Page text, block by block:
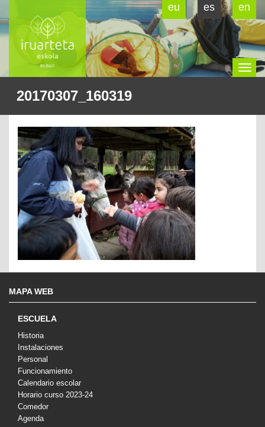
eu es en
20170307_160319
MAPA WEB
ESCUELA
Historia
Instalaciones
Personal
Funcionamiento
Calendario escolar
Horario curso 2023-24
Comedor
Agenda